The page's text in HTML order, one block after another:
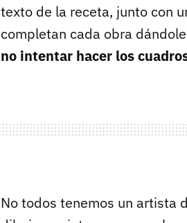
texto de la receta, junto con
completan cada obra
no intentar hacer los
No todos tenemos un artista